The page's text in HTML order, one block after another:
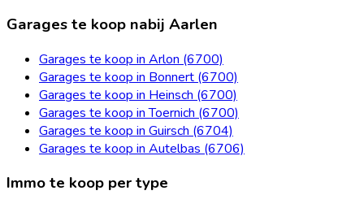
Garages te koop nabij Aarlen
Garages te koop in Arlon (6700)
Garages te koop in Bonnert (6700)
Garages te koop in Heinsch (6700)
Garages te koop in Toernich (6700)
Garages te koop in Guirsch (6704)
Garages te koop in Autelbas (6706)
Immo te koop per type